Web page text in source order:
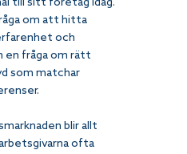
till sitt företag idag.
om att hitta
och
en fråga om rätt
som matchar
blir allt
ofta